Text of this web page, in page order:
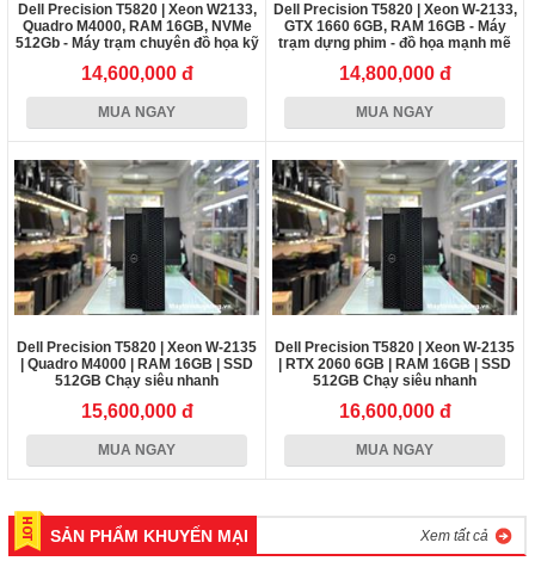
Dell Precision T5820 | Xeon W2133,
Quadro M4000, RAM 16GB, NVMe
512Gb - Máy trạm chuyên đồ họa kỹ
14,600,000 đ
MUA NGAY
Dell Precision T5820 | Xeon W-2133,
GTX 1660 6GB, RAM 16GB - Máy
trạm dựng phim - đồ họa mạnh mẽ
14,800,000 đ
MUA NGAY
Dell Precision T5820 | Xeon W-2135
| Quadro M4000 | RAM 16GB | SSD
512GB Chạy siêu nhanh
15,600,000 đ
MUA NGAY
Dell Precision T5820 | Xeon W-2135
| RTX 2060 6GB | RAM 16GB | SSD
512GB Chạy siêu nhanh
16,600,000 đ
MUA NGAY
SẢN PHẨM KHUYẾN MẠI Xem tất cả